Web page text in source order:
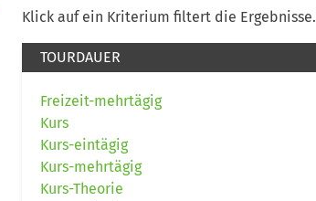
Klick auf ein Kriterium filtert die Ergebnisse.
TOURDAUER
Freizeit-mehrtägig
Kurs
Kurs-eintägig
Kurs-mehrtägig
Kurs-Theorie